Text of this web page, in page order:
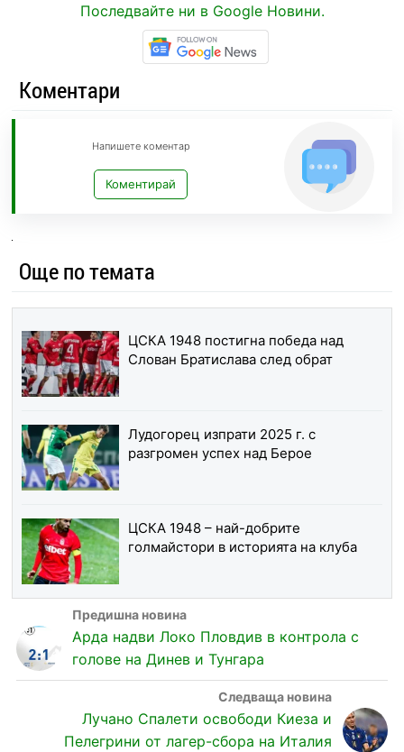
Последвайте ни в Google Новини.
Коментари
Напишете коментар
Коментирай
Още по темата
ЦСКА 1948 постигна победа над
Слован Братислава след обрат
Лудогорец изпрати 2025 г. с
разгромен успех над Берое
ЦСКА 1948 – най-добрите
голмайстори в историята на клуба
Арда надви Локо Пловдив в контрола с
голове на Динев и Тунгара
Лучано Спалети освободи Киеза и
Пелегрини от лагер-сбора на Италия